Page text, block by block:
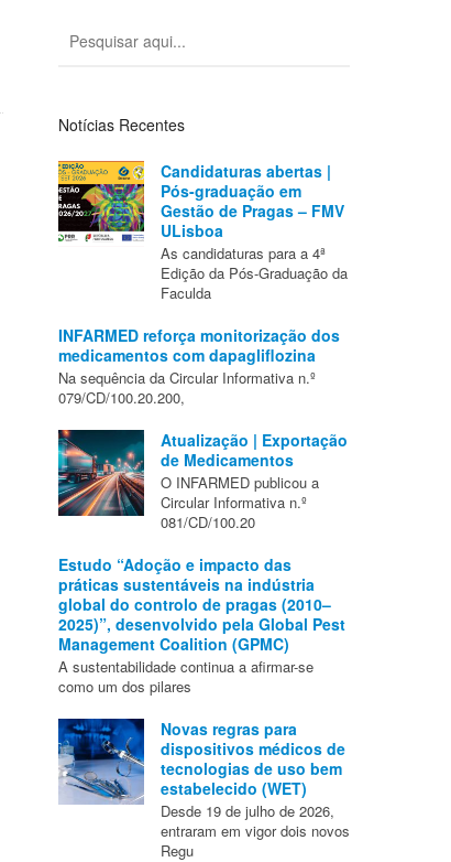
Notícias Recentes
Candidaturas abertas |
Pós-graduação em
Gestão de Pragas – FMV
ULisboa
As candidaturas para a 4ª
Edição da Pós-Graduação da
Faculda
INFARMED reforça monitorização dos
medicamentos com dapagliflozina
Na sequência da Circular Informativa n.º
079/CD/100.20.200,
Atualização | Exportação
de Medicamentos
O INFARMED publicou a
Circular Informativa n.º
081/CD/100.20
Estudo “Adoção e impacto das
práticas sustentáveis na indústria
global do controlo de pragas (2010–
2025)”, desenvolvido pela Global Pest
Management Coalition (GPMC)
A sustentabilidade continua a afirmar-se
como um dos pilares
Novas regras para
dispositivos médicos de
tecnologias de uso bem
estabelecido (WET)
Desde 19 de julho de 2026,
entraram em vigor dois novos
Regu